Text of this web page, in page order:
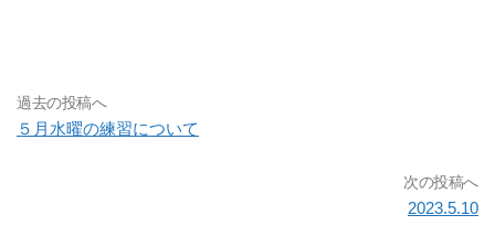
過去の投稿へ
５月水曜の練習について
次の投稿へ
2023.5.10